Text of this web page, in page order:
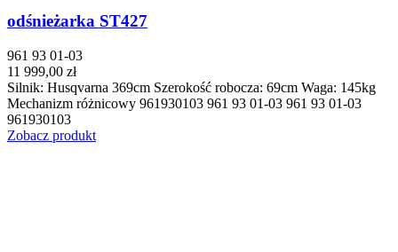
odśnieżarka ST427
961 93 01-03
11 999,00 zł
Silnik: Husqvarna 369cm Szerokość robocza: 69cm Waga: 145kg
Mechanizm różnicowy 961930103 961 93 01-03 961 93 01-03
961930103
Zobacz produkt